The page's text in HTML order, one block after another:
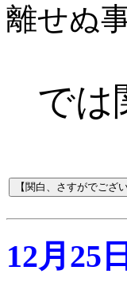
離せぬ
では
12月25日